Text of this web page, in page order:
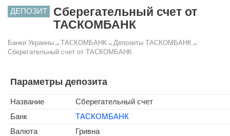
ДЕПОЗИТ
Сберегательный счет от
ТАСКОМБАНК
Банки Украины→ ТАСКОМБАНК→ Депозиты ТАСКОМБАНК→
Сберегательный счет от ТАСКОМБАНК
Параметры депозита
Название
Сберегательный счет
Банк
ТАСКОМБАНК
Валюта
Гривна